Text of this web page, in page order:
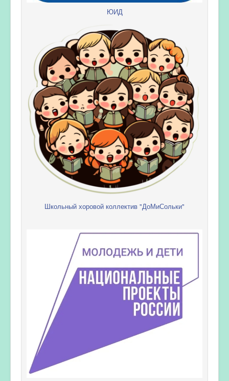
ЮИД
Школьный хоровой коллектив "ДоМиСольки"